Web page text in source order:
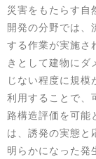
災害をもたらす自
開発の分野では、
する作業が実施さ
きとして建物にダ
じない程度に規模
利用することで、
路構造評価を可能
は、誘発の実態と
明らかになった発